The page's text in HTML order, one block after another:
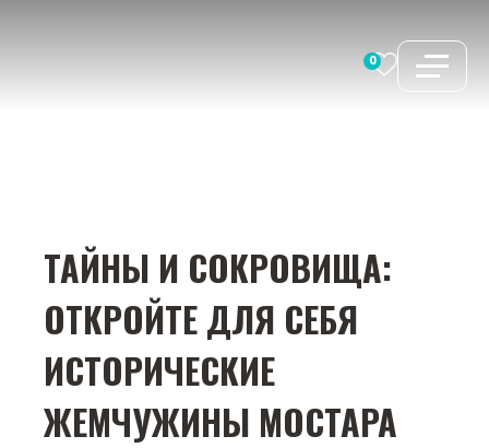
0
ТАЙНЫ И СОКРОВИЩА:
ОТКРОЙТЕ ДЛЯ СЕБЯ
ИСТОРИЧЕСКИЕ
ЖЕМЧУЖИНЫ МОСТАРА